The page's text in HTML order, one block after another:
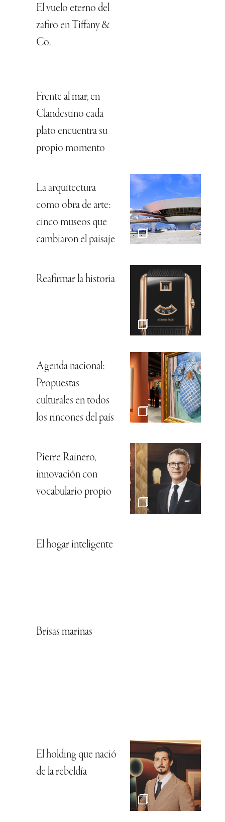
El vuelo eterno del
zafiro en Tiffany &
Co.
Frente al mar, en
Clandestino cada
plato encuentra su
propio momento
La arquitectura
como obra de arte:
cinco museos que
cambiaron el paisaje
Reafirmar la historia
Agenda nacional:
Propuestas
culturales en todos
los rincones del país
Pierre Rainero,
innovación con
vocabulario propio
El hogar inteligente
Brisas marinas
El holding que nació
de la rebeldía